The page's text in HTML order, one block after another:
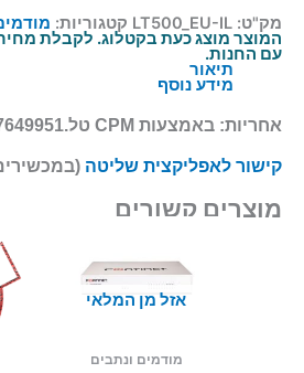
מק"ט: LT500_EU-IL קטגוריות:
המוצר מוצג כעת בקטלוג. לקבלת מחיר
עם החנות.
תיאור
מידע נוסף
אחריות: באמצעות CPM טל.074-7649951
קישור לאפליקצית שליטה
מוצרים קשורים
אזל מן המלאי
מודמים ונתבים